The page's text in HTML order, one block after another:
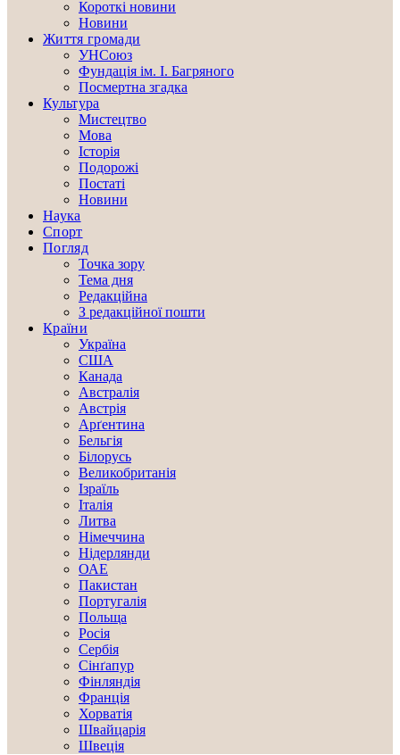
Короткі новини
Новини
Життя громади
УНСоюз
Фундація ім. І. Багряного
Посмертна згадка
Культура
Мистецтво
Мова
Історія
Подорожі
Постаті
Новини
Наука
Спорт
Погляд
Точка зору
Тема дня
Редакційна
З редакційної пошти
Країни
Україна
США
Канада
Австралія
Австрія
Арґентина
Бельгія
Білорусь
Великобританія
Ізраїль
Італія
Литва
Німеччина
Нідерлянди
ОАЕ
Пакистан
Португалія
Польща
Росія
Сербія
Сінґапур
Фінляндія
Франція
Хорватія
Швайцарія
Швеція